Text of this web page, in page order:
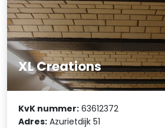
XL Creations
KvK nummer: 63612372
Adres: Azurietdijk 51